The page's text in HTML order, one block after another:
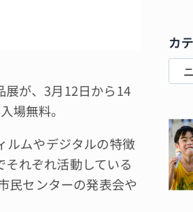
が、3月12日から14
場無料。
ルムやデジタルの特徴
れぞれ活動している
民センターの発表会や
カ